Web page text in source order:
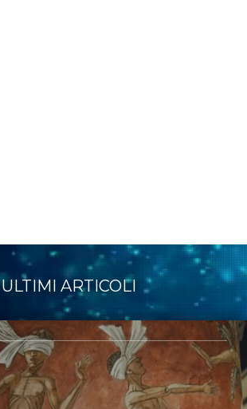
ULTIMI ARTICOLI